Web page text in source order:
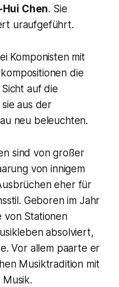
Chen. Sie
uraufgeführt.
Komponisten mit
die
auf die
aus der
neu beleuchten.
sind von großer
von innigem
eher für
Geboren im Jahr
von Stationen
absolviert,
Vor allem paarte er
Musiktradition mit
Musik.